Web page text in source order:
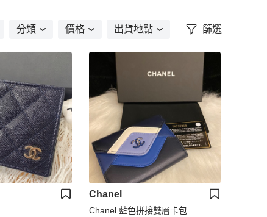
分類 價格 出貨地點 篩選
Chanel
Chanel 藍色拼接雙層卡包